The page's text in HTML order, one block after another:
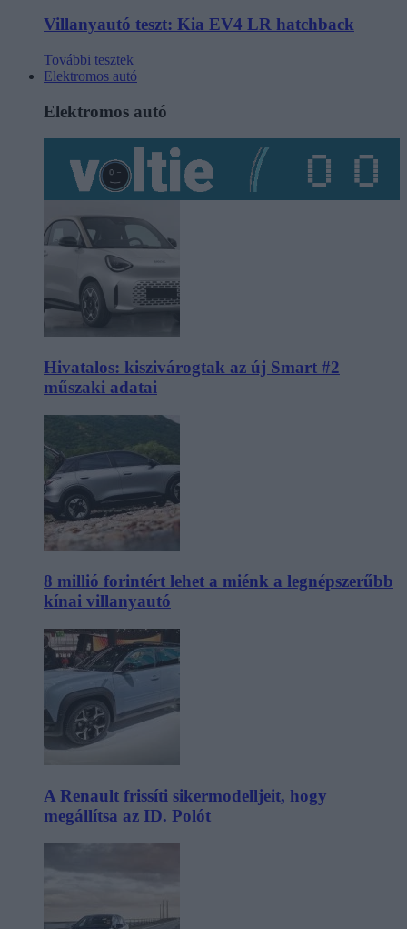
Villanyautó teszt: Kia EV4 LR hatchback
További tesztek
Elektromos autó
Elektromos autó
Hivatalos: kiszivárogtak az új Smart #2
műszaki adatai
8 millió forintért lehet a miénk a legnépszerűbb
kínai villanyautó
A Renault frissíti sikermodelljeit, hogy
megállítsa az ID. Polót